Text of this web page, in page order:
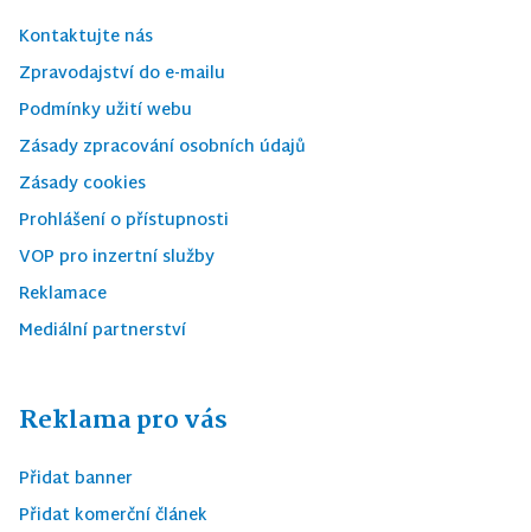
Kontaktujte nás
Zpravodajství do e-mailu
Podmínky užití webu
Zásady zpracování osobních údajů
Zásady cookies
Prohlášení o přístupnosti
VOP pro inzertní služby
Reklamace
Mediální partnerství
Reklama pro vás
Přidat banner
Přidat komerční článek